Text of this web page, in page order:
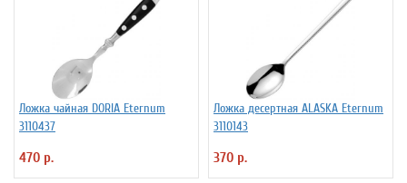
Ложка чайная DORIA Eternum
3110437
470 р.
Ложка десертная ALASKA Eternum
3110143
370 р.